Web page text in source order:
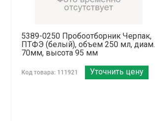
5389-0250 Пробоотборник Черпак,
ПТФЭ (белый), объем 250 мл, диам.
70мм, высота 95 мм
Код товара: 111921 Уточнить цену